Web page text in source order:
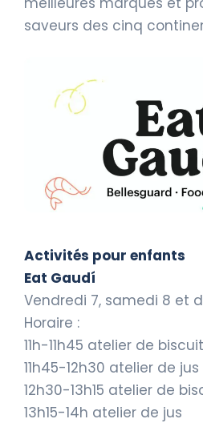
saveurs des cinq
Activités pour enfants
Eat Gaudí
Vendredi 7, samedi 8 et
Horaire :
11h-11h45 atelier de
11h45-12h30 atelier de jus
12h30-13h15 atelier de
13h15-14h atelier de jus